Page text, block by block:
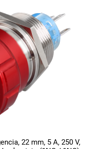
22 mm, 5 A, 250 V,